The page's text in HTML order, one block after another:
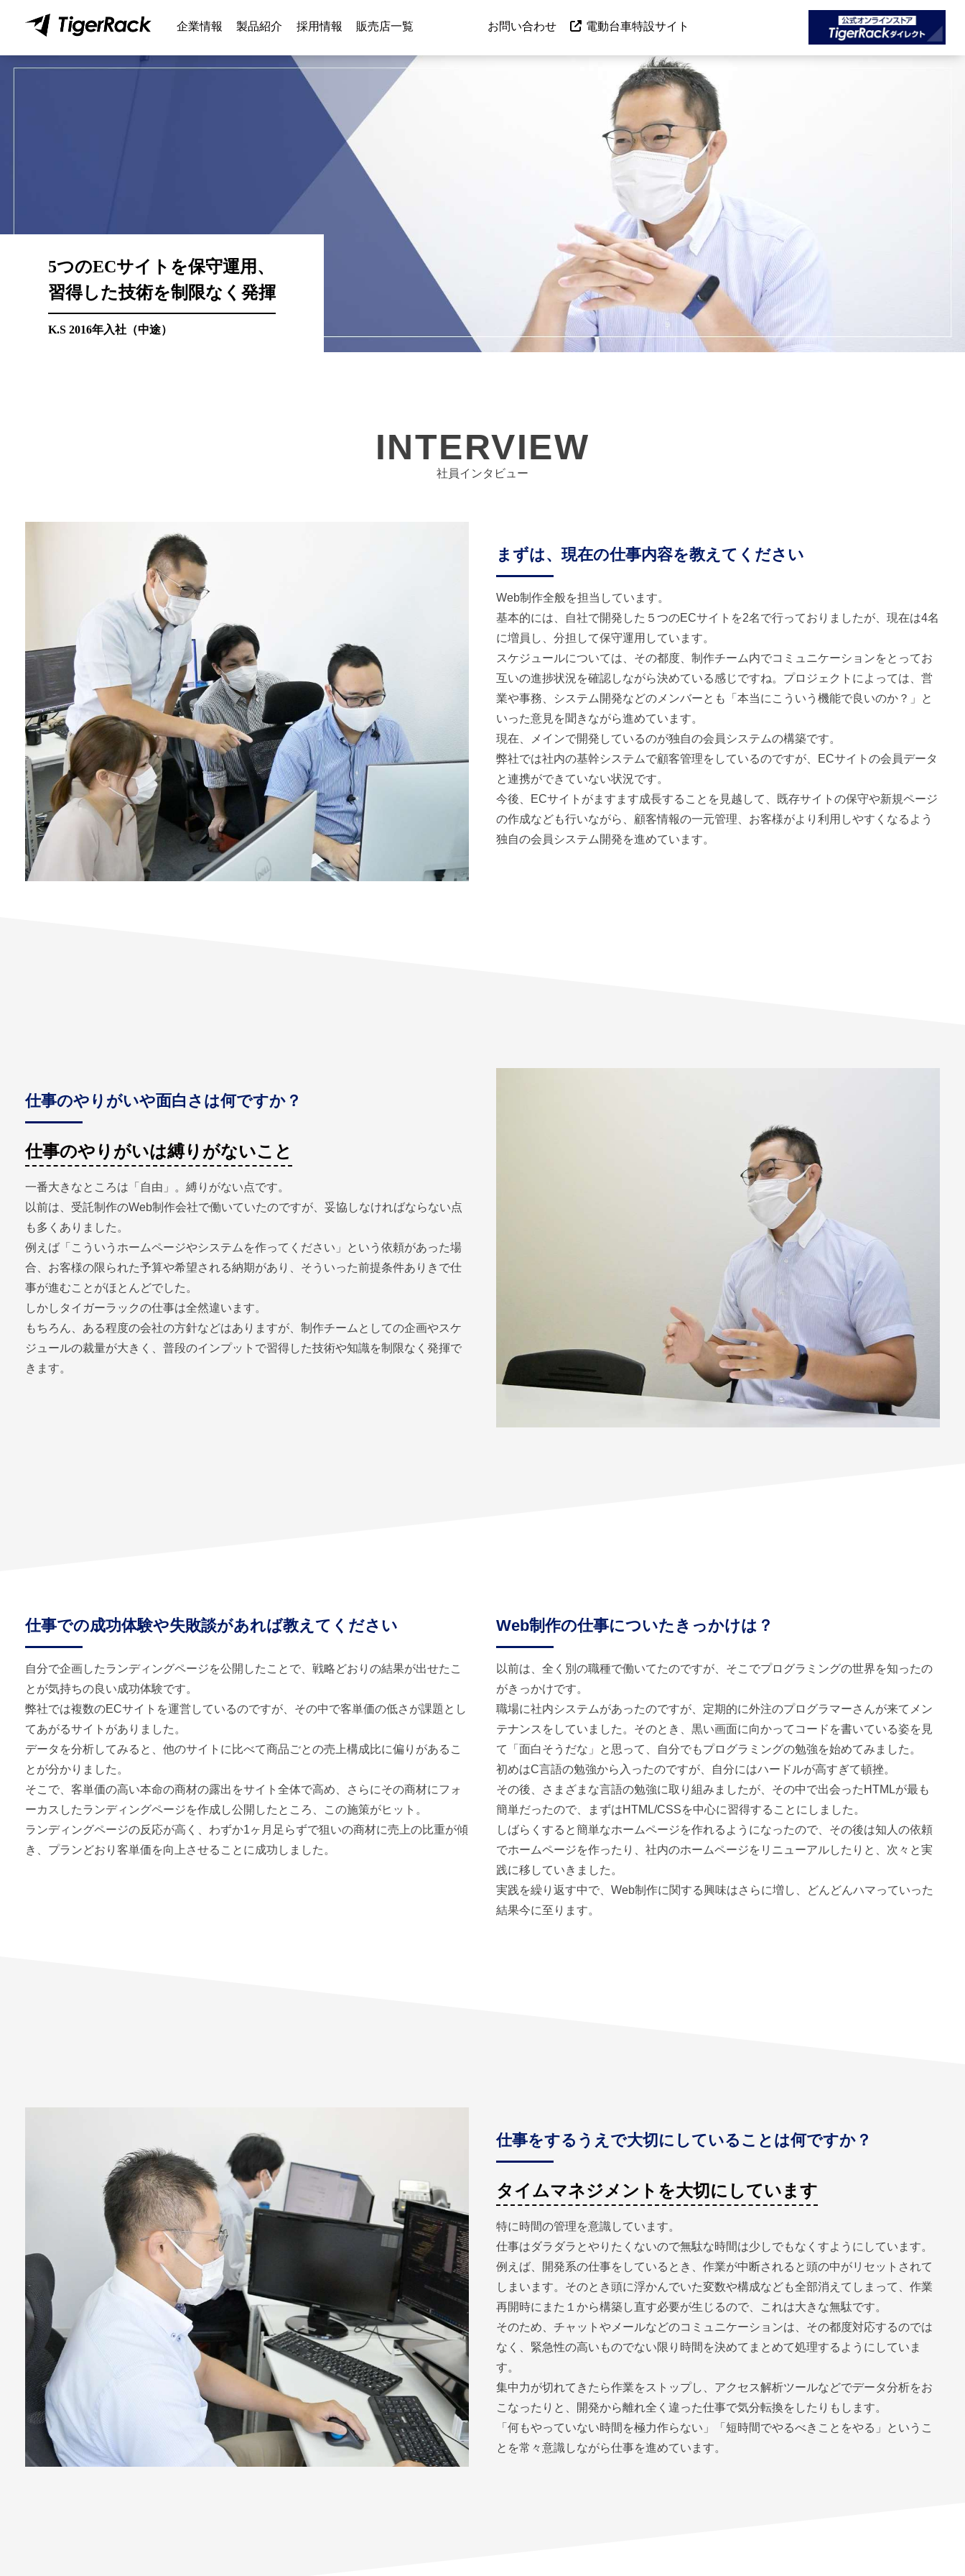
企業情報 製品紹介 採用情報 販売店一覧 お問い合わせ 電動台車特設サイト
5つのECサイトを保守運用、
習得した技術を制限なく発揮
K.S 2016年入社（中途）
INTERVIEW
社員インタビュー
まずは、現在の仕事内容を教えてください
Web制作全般を担当しています。
基本的には、自社で開発した５つのECサイトを2名で行っておりましたが、現在は4名
に増員し、分担して保守運用しています。
スケジュールについては、その都度、制作チーム内でコミュニケーションをとってお
互いの進捗状況を確認しながら決めている感じですね。プロジェクトによっては、営
業や事務、システム開発などのメンバーとも「本当にこういう機能で良いのか？」と
いった意見を聞きながら進めています。
現在、メインで開発しているのが独自の会員システムの構築です。
弊社では社内の基幹システムで顧客管理をしているのですが、ECサイトの会員データ
と連携ができていない状況です。
今後、ECサイトがますます成長することを見越して、既存サイトの保守や新規ページ
の作成なども行いながら、顧客情報の一元管理、お客様がより利用しやすくなるよう
独自の会員システム開発を進めています。
仕事のやりがいや面白さは何ですか？
仕事のやりがいは縛りがないこと
一番大きなところは「自由」。縛りがない点です。
以前は、受託制作のWeb制作会社で働いていたのですが、妥協しなければならない点
も多くありました。
例えば「こういうホームページやシステムを作ってください」という依頼があった場
合、お客様の限られた予算や希望される納期があり、そういった前提条件ありきで仕
事が進むことがほとんどでした。
しかしタイガーラックの仕事は全然違います。
もちろん、ある程度の会社の方針などはありますが、制作チームとしての企画やスケ
ジュールの裁量が大きく、普段のインプットで習得した技術や知識を制限なく発揮で
きます。
仕事での成功体験や失敗談があれば教えてください
自分で企画したランディングページを公開したことで、戦略どおりの結果が出せたこ
とが気持ちの良い成功体験です。
弊社では複数のECサイトを運営しているのですが、その中で客単価の低さが課題とし
てあがるサイトがありました。
データを分析してみると、他のサイトに比べて商品ごとの売上構成比に偏りがあるこ
とが分かりました。
そこで、客単価の高い本命の商材の露出をサイト全体で高め、さらにその商材にフォ
ーカスしたランディングページを作成し公開したところ、この施策がヒット。
ランディングページの反応が高く、わずか1ヶ月足らずで狙いの商材に売上の比重が傾
き、プランどおり客単価を向上させることに成功しました。
Web制作の仕事についたきっかけは？
以前は、全く別の職種で働いてたのですが、そこでプログラミングの世界を知ったの
がきっかけです。
職場に社内システムがあったのですが、定期的に外注のプログラマーさんが来てメン
テナンスをしていました。そのとき、黒い画面に向かってコードを書いている姿を見
て「面白そうだな」と思って、自分でもプログラミングの勉強を始めてみました。
初めはC言語の勉強から入ったのですが、自分にはハードルが高すぎて頓挫。
その後、さまざまな言語の勉強に取り組みましたが、その中で出会ったHTMLが最も
簡単だったので、まずはHTML/CSSを中心に習得することにしました。
しばらくすると簡単なホームページを作れるようになったので、その後は知人の依頼
でホームページを作ったり、社内のホームページをリニューアルしたりと、次々と実
践に移していきました。
実践を繰り返す中で、Web制作に関する興味はさらに増し、どんどんハマっていった
結果今に至ります。
仕事をするうえで大切にしていることは何ですか？
タイムマネジメントを大切にしています
特に時間の管理を意識しています。
仕事はダラダラとやりたくないので無駄な時間は少しでもなくすようにしています。
例えば、開発系の仕事をしているとき、作業が中断されると頭の中がリセットされて
しまいます。そのとき頭に浮かんでいた変数や構成なども全部消えてしまって、作業
再開時にまた１から構築し直す必要が生じるので、これは大きな無駄です。
そのため、チャットやメールなどのコミュニケーションは、その都度対応するのでは
なく、緊急性の高いものでない限り時間を決めてまとめて処理するようにしていま
す。
集中力が切れてきたら作業をストップし、アクセス解析ツールなどでデータ分析をお
こなったりと、開発から離れ全く違った仕事で気分転換をしたりもします。
「何もやっていない時間を極力作らない」「短時間でやるべきことをやる」というこ
とを常々意識しながら仕事を進めています。